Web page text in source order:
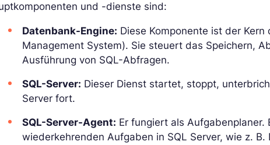
und -dienste sind:
Datenbank-Engine: Diese Komponente ist der Kern
Management System). Sie steuert das Speichern,
Ausführung von SQL-Abfragen.
SQL-Server: Dieser Dienst startet, stoppt,
Server fort.
SQL-Server-Agent: Er fungiert als
wiederkehrenden Aufgaben in SQL Server, wie z.